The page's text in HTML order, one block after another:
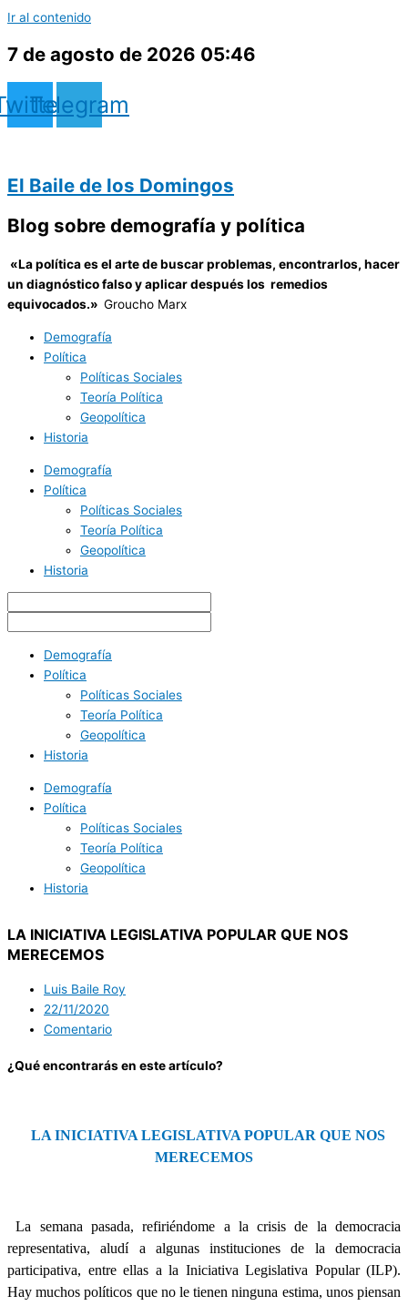
Ir al contenido
7 de agosto de 2026 05:46
Telegram
El Baile de los Domingos
Blog sobre demografía y política
«La política es el arte de buscar problemas, encontrarlos, hacer
un diagnóstico falso y aplicar después los remedios
equivocados.» Groucho Marx
Demografía
Política
Políticas Sociales
Teoría Política
Geopolítica
Historia
Demografía
Política
Políticas Sociales
Teoría Política
Geopolítica
Historia
Demografía
Política
Políticas Sociales
Teoría Política
Geopolítica
Historia
Demografía
Política
Políticas Sociales
Teoría Política
Geopolítica
Historia
LA INICIATIVA LEGISLATIVA POPULAR QUE NOS
MERECEMOS
Luis Baile Roy
22/11/2020
Comentario
¿Qué encontrarás en este artículo?
LA INICIATIVA LEGISLATIVA POPULAR QUE NOS
MERECEMOS
La semana pasada, refiriéndome a la crisis de la democracia
representativa, aludí a algunas instituciones de la democracia
participativa, entre ellas a la Iniciativa Legislativa Popular (ILP).
Hay muchos políticos que no le tienen ninguna estima, unos piensan